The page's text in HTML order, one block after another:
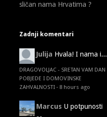
sličan nama Hrvatima ?
Zadnji komentari
Julija Hvala! I nama i...
DRAGOVOLJAC - SRETAN VAM DAN
POBJEDE I DOMOVINSKE
ZAHVALNOSTI · 8 hours ago
Marcus U potpunosti